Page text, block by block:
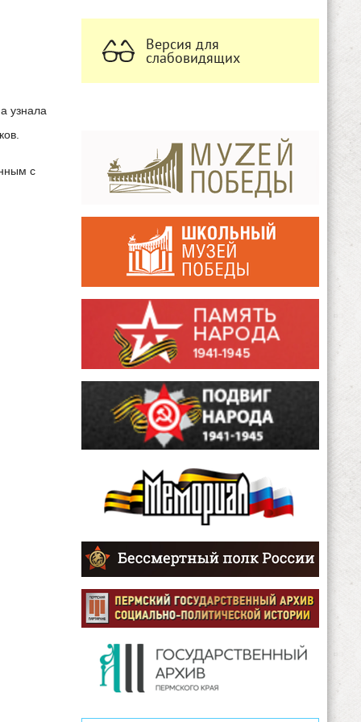
узнала
с
Версия для
слабовидящих